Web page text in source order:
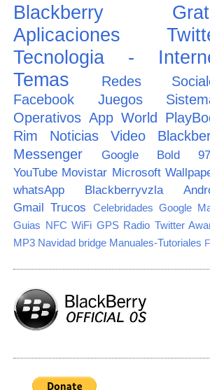
Blackberry
Aplicaciones
Tecnologia -
Temas
Redes
Facebook
Juegos
Operativos App World
Rim
Noticias Video
Messenger
Google
Bold
YouTube Movistar Microsoft
whatsApp
Blackberryvzla
Gmail Trucos Celebridades Google
Guias NFC WiFi GPS Radio Twitter
MP3 Navidad bridge Manuales-Tutoriales